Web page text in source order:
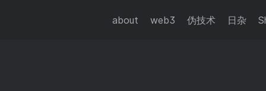
about web3 伪技术 日杂